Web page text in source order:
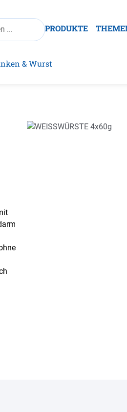
PRODUKTE
& Wurst
Bildergalerie überspringen